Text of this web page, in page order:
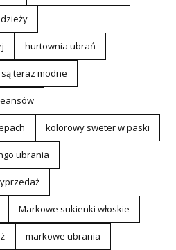
hurtownia ubrań
teraz modne
kolorowy sweter w paski
ubrania
Markowe sukienki włoskie
markowe ubrania